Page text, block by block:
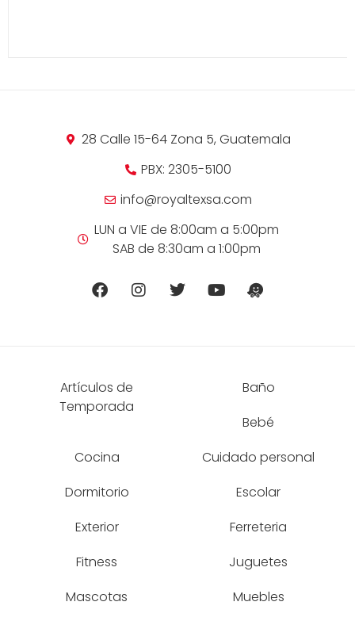
28 Calle 15-64 Zona 5, Guatemala
PBX: 2305-5100
info@royaltexsa.com
LUN a VIE de 8:00am a 5:00pm
SAB de 8:30am a 1:00pm
Artículos de
Temporada
Baño
Bebé
Cocina
Cuidado personal
Dormitorio
Escolar
Exterior
Ferreteria
Fitness
Juguetes
Mascotas
Muebles